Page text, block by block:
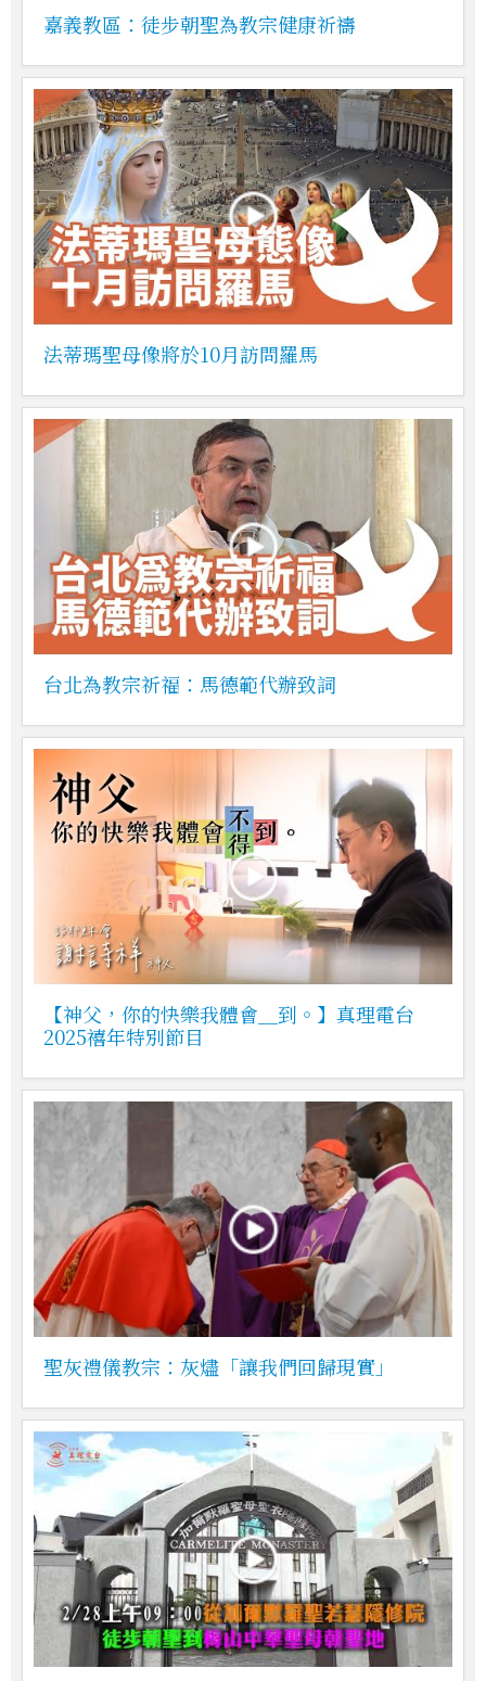
嘉義教區：徒步朝聖為教宗健康祈禱
法蒂瑪聖母像將於10月訪問羅馬
台北為教宗祈福：馬德範代辦致詞
【神父，你的快樂我體會＿到。】真理電台
2025禧年特別節目
聖灰禮儀教宗：灰燼「讓我們回歸現實」